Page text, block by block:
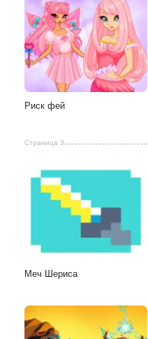
Риск фей
Страница 3
Меч Шериса